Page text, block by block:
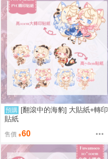
預購 [翻滾中的海豹] 大貼紙+轉印
貼紙
售價 60